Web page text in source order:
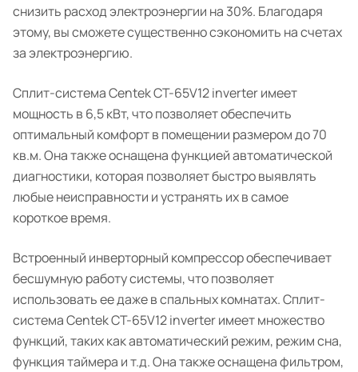
снизить расход электроэнергии на 30%. Благодаря
этому, вы сможете существенно сэкономить на счетах
за электроэнергию.
Сплит-система Centek CT-65V12 inverter имеет
мощность в 6,5 кВт, что позволяет обеспечить
оптимальный комфорт в помещении размером до 70
кв.м. Она также оснащена функцией автоматической
диагностики, которая позволяет быстро выявлять
любые неисправности и устранять их в самое
короткое время.
Встроенный инверторный компрессор обеспечивает
бесшумную работу системы, что позволяет
использовать ее даже в спальных комнатах. Сплит-
система Centek CT-65V12 inverter имеет множество
функций, таких как автоматический режим, режим сна,
функция таймера и т.д. Она также оснащена фильтром,